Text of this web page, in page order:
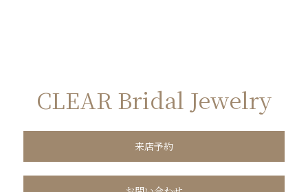
CLEAR Bridal Jewelry
来店予約